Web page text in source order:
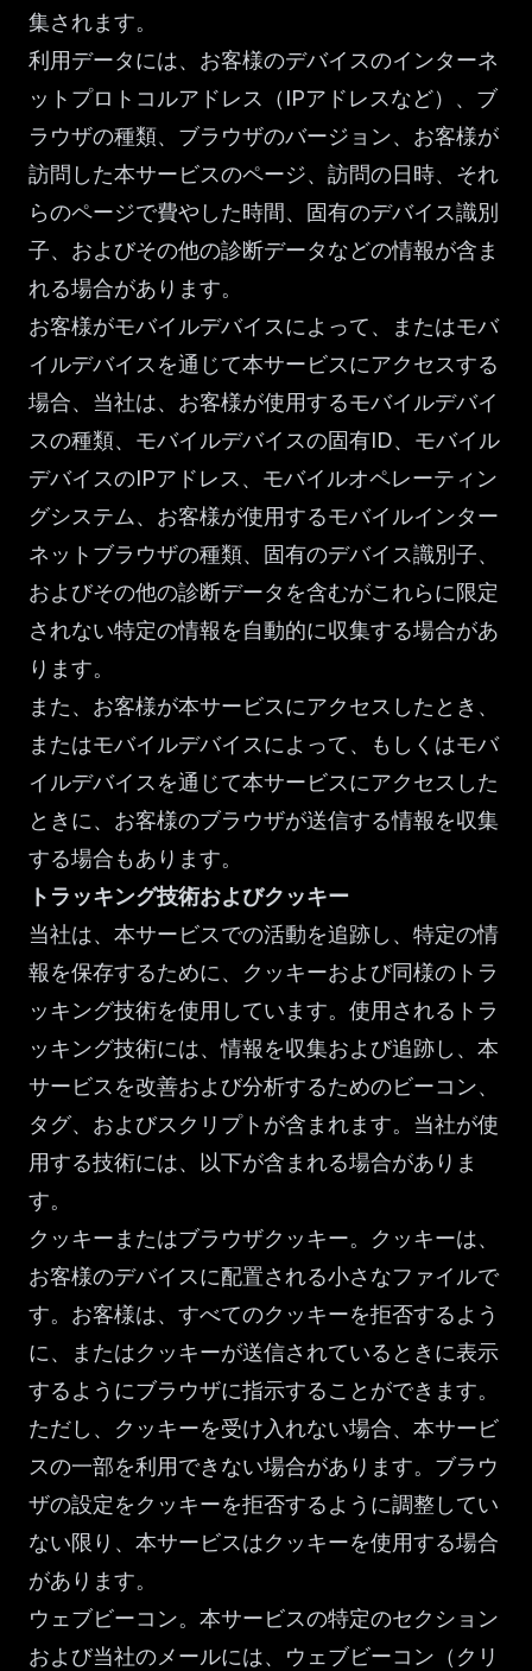
集されます。
利用データには、お客様のデバイスのインターネ
ットプロトコルアドレス（IPアドレスなど）、ブ
ラウザの種類、ブラウザのバージョン、お客様が
訪問した本サービスのページ、訪問の日時、それ
らのページで費やした時間、固有のデバイス識別
子、およびその他の診断データなどの情報が含ま
れる場合があります。
お客様がモバイルデバイスによって、またはモバ
イルデバイスを通じて本サービスにアクセスする
場合、当社は、お客様が使用するモバイルデバイ
スの種類、モバイルデバイスの固有ID、モバイル
デバイスのIPアドレス、モバイルオペレーティン
グシステム、お客様が使用するモバイルインター
ネットブラウザの種類、固有のデバイス識別子、
およびその他の診断データを含むがこれらに限定
されない特定の情報を自動的に収集する場合があ
ります。
また、お客様が本サービスにアクセスしたとき、
またはモバイルデバイスによって、もしくはモバ
イルデバイスを通じて本サービスにアクセスした
ときに、お客様のブラウザが送信する情報を収集
する場合もあります。
トラッキング技術およびクッキー
当社は、本サービスでの活動を追跡し、特定の情
報を保存するために、クッキーおよび同様のトラ
ッキング技術を使用しています。使用されるトラ
ッキング技術には、情報を収集および追跡し、本
サービスを改善および分析するためのビーコン、
タグ、およびスクリプトが含まれます。当社が使
用する技術には、以下が含まれる場合がありま
す。
クッキーまたはブラウザクッキー。クッキーは、
お客様のデバイスに配置される小さなファイルで
す。お客様は、すべてのクッキーを拒否するよう
に、またはクッキーが送信されているときに表示
するようにブラウザに指示することができます。
ただし、クッキーを受け入れない場合、本サービ
スの一部を利用できない場合があります。ブラウ
ザの設定をクッキーを拒否するように調整してい
ない限り、本サービスはクッキーを使用する場合
があります。
ウェブビーコン。本サービスの特定のセクション
および当社のメールには、ウェブビーコン（クリ